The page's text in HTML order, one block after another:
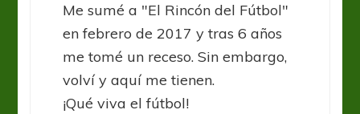
Me sumé a "El Rincón del Fútbol"
en febrero de 2017 y tras 6 años
me tomé un receso. Sin embargo,
volví y aquí me tienen.
¡Qué viva el fútbol!